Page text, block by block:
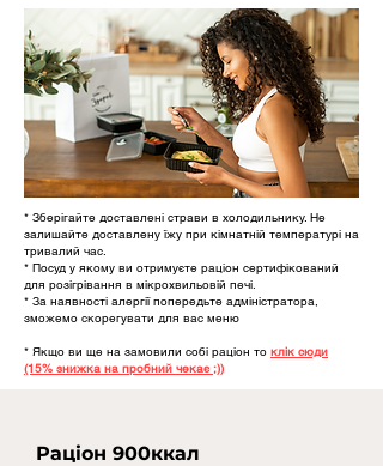
* Зберігайте доставлені страви в холодильнику. Не
залишайте доставлену їжу при кімнатній температурі на
тривалий час.
* Посуд у якому ви отримуєте раціон сертифікований
для розігрівання в мікрохвильовій печі.
* За наявності алергії попередьте адміністратора,
зможемо скорегувати для вас меню
* Якщо ви ще на замовили собі раціон то клік сюди
(15% знижка на пробний чекає ;))
Раціон 900ккал